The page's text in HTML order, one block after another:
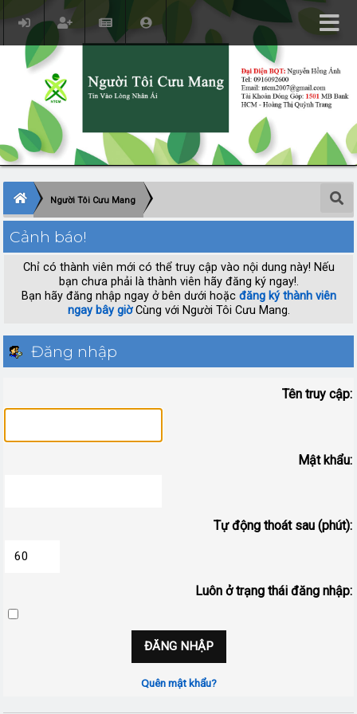
Người Tôi Cưu Mang
Cảnh báo!
Chỉ có thành viên mới có thể truy cập vào nội dung này! Nếu
bạn chưa phải là thành viên hãy đăng ký ngay!.
Bạn hãy đăng nhập ngay ở bên dưới hoặc đăng ký thành viên
ngay bây giờCùng với Người Tôi Cưu Mang.
Đăng nhập
Tên truy cập:
Mật khẩu:
Tự động thoát sau (phút):
Luôn ở trạng thái đăng nhập:
Quên mật khẩu?